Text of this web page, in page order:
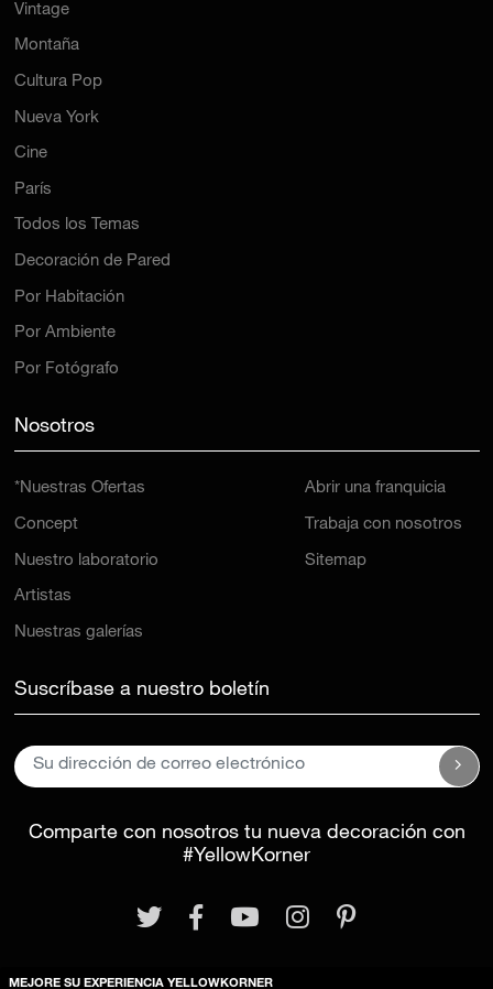
Vintage
Montaña
Cultura Pop
Nueva York
Cine
París
Todos los Temas
Decoración de Pared
Por Habitación
Por Ambiente
Por Fotógrafo
Nosotros
*Nuestras Ofertas
Concept
Nuestro laboratorio
Artistas
Nuestras galerías
Abrir una franquicia
Trabaja con nosotros
Sitemap
Suscríbase a nuestro boletín
Comparte con nosotros tu nueva decoración con
#YellowKorner
MEJORE SU EXPERIENCIA YELLOWKORNER